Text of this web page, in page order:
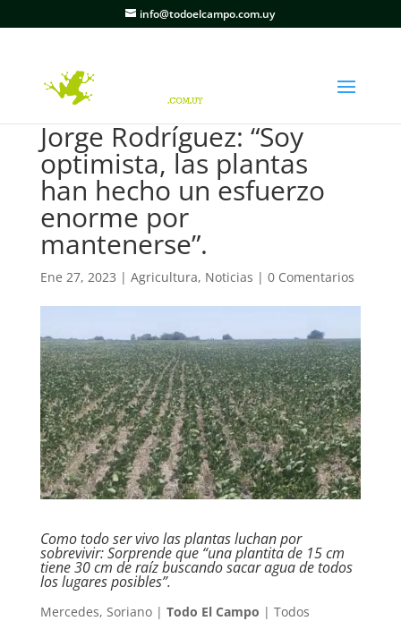
info@todoelcampo.com.uy
Jorge Rodríguez: “Soy
optimista, las plantas
han hecho un esfuerzo
enorme por
mantenerse”.
Ene 27, 2023 | Agricultura, Noticias | 0 Comentarios
Como todo ser vivo las plantas luchan por
sobrevivir: Sorprende que “una plantita de 15 cm
tiene 30 cm de raíz buscando sacar agua de todos
los lugares posibles”.
Mercedes, Soriano | Todo El Campo | Todos